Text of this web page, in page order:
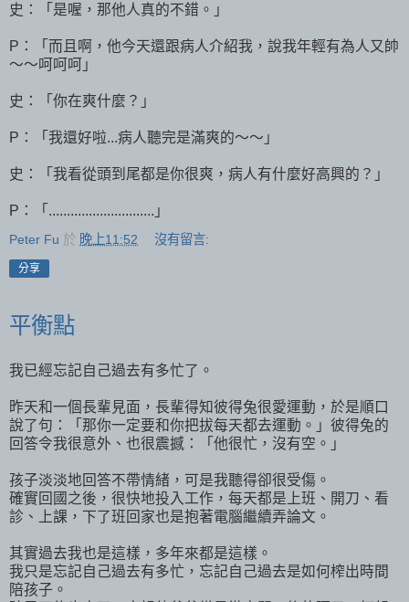
史：「是喔，那他人真的不錯。」
P：「而且啊，他今天還跟病人介紹我，說我年輕有為人又帥
～～呵呵呵」
史：「你在爽什麼？」
P：「我還好啦...病人聽完是滿爽的～～」
史：「我看從頭到尾都是你很爽，病人有什麼好高興的？」
P：「.............................」
Peter Fu 於 晚上11:52 沒有留言:
分享
平衡點
我已經忘記自己過去有多忙了。
昨天和一個長輩見面，長輩得知彼得兔很愛運動，於是順口
說了句：「那你一定要和你把拔每天都去運動。」彼得兔的
回答令我很意外、也很震撼：「他很忙，沒有空。」
孩子淡淡地回答不帶情緒，可是我聽得卻很受傷。
確實回國之後，很快地投入工作，每天都是上班、開刀、看
診、上課，下了班回家也是抱著電腦繼續弄論文。
其實過去我也是這樣，多年來都是這樣。
我只是忘記自己過去有多忙，忘記自己過去是如何榨出時間
陪孩子。